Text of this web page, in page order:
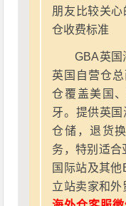
朋友比较关
仓收费标准
GBA英国
英国自营仓
仓覆盖美国
牙。提供英
仓储，退货
务，特别适合
国际站及其
立站卖家和外